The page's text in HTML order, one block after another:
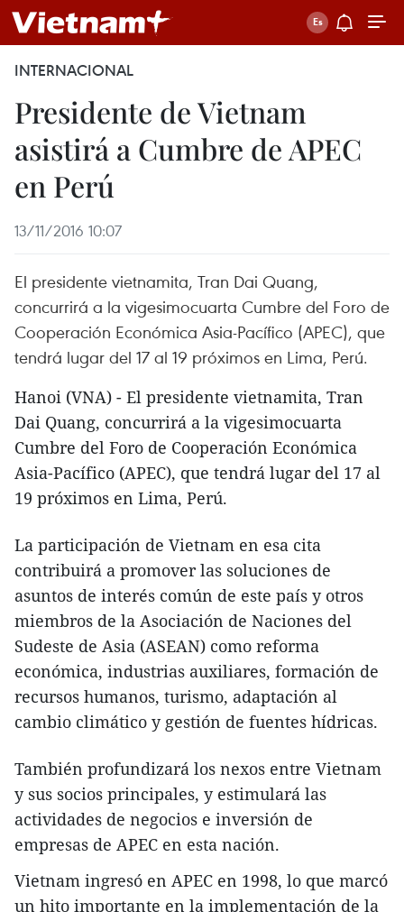
INTERNACIONAL
Presidente de Vietnam
asistirá a Cumbre de APEC
en Perú
13/11/2016 10:07
El presidente vietnamita, Tran Dai Quang,
concurrirá a la vigesimocuarta Cumbre del Foro de
Cooperación Económica Asia-Pacífico (APEC), que
tendrá lugar del 17 al 19 próximos en Lima, Perú.
Hanoi (VNA) - El presidente vietnamita, Tran
Dai Quang, concurrirá a la vigesimocuarta
Cumbre del Foro de Cooperación Económica
Asia-Pacífico (APEC), que tendrá lugar del 17 al
19 próximos en Lima, Perú.
La participación de Vietnam en esa cita
contribuirá a promover las soluciones de
asuntos de interés común de este país y otros
miembros de la Asociación de Naciones del
Sudeste de Asia (ASEAN) como reforma